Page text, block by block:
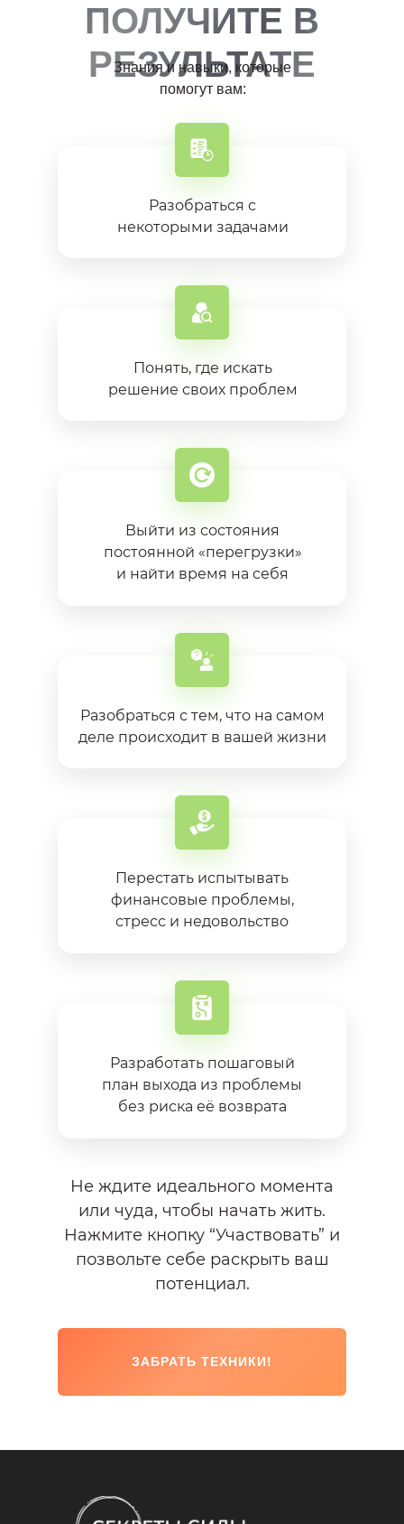
ПОЛУЧИТЕ В
РЕЗУЛЬТАТЕ
Не ждите идеального момента
или чуда, чтобы начать жить.
Нажмите кнопку “Участвовать” и
позвольте себе раскрыть ваш
потенциал.
ЗАБРАТЬ ТЕХНИКИ!
Знания и навыки, которые
помогут вам:
Разобраться с
некоторыми задачами
Понять, где искать
решение своих проблем
Разобраться с тем, что на самом
деле происходит в вашей жизни
Перестать испытывать
финансовые проблемы,
стресс и недовольство
Разработать пошаговый
план выхода из проблемы
без риска её возврата
Выйти из состояния
постоянной «перегрузки»
и найти время на себя